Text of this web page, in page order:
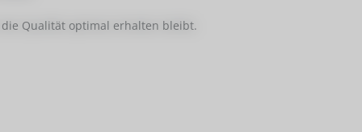
Qualität optimal erhalten bleibt.